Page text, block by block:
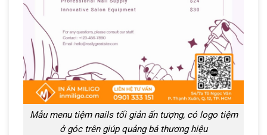
Mẫu menu tiệm nails tối giản ấn tượng, có logo tiệm
ở góc trên giúp quảng bá thương hiệu